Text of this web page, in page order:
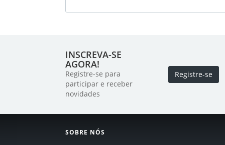
INSCREVA-SE
AGORA!
Registre-se para
participar e receber
novidades
Registre-se
SOBRE NÓS